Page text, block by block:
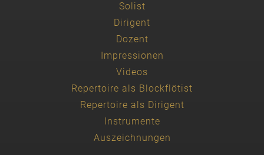
Solist
Dirigent
Dozent
Impressionen
Videos
Repertoire als Blockflötist
Repertoire als Dirigent
Instrumente
Auszeichnungen